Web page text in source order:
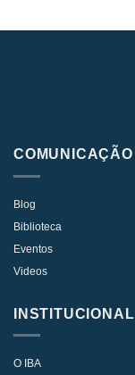
COMUNICAÇÃO
Blog
Biblioteca
Eventos
Videos
INSTITUCIONAL
O IBA